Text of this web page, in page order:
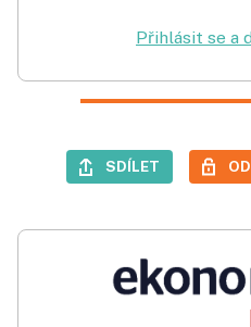
Přihlásit se a
SDÍLET